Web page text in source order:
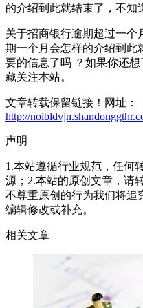
的介绍到此就结束了，不知
关于招商银行逾期超过一个
期一个月会怎样的介绍到此
要的信息了吗 ？如果你还
藏关注本站。
文章转载保留链接！网址：
http://
声明
1.本站遵循行业规范，任何
源；2.本站的原创文章，请
不尊重原创的行为我们将追
编辑修改或补充。
相关文章